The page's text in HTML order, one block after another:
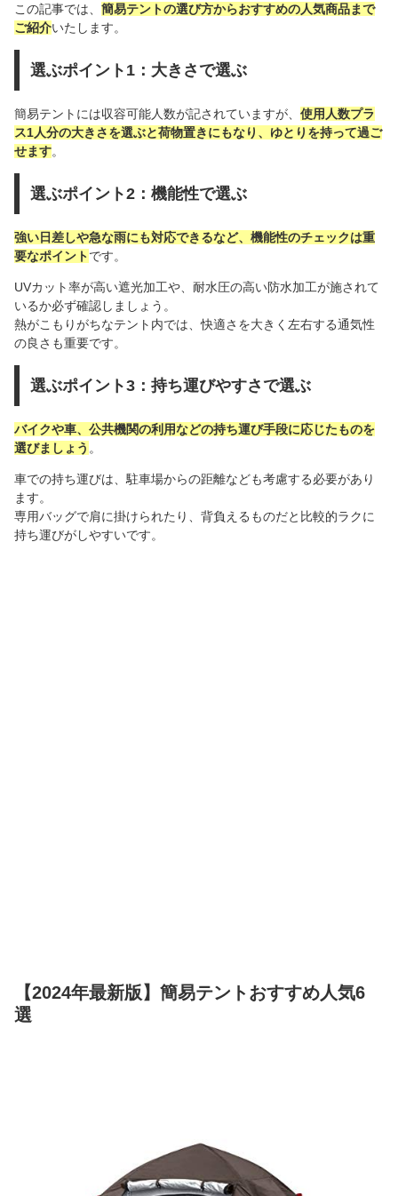
この記事では、 簡易テントの選び方からおすすめの人気商品まで
ご紹介いたします。
選ぶポイント1：大きさで選ぶ
簡易テントには収容可能人数が記されていますが、 使用人数プラ
ス1人分の大きさを選ぶと荷物置きにもなり、ゆとりを持って過ご
せます。
選ぶポイント2：機能性で選ぶ
強い日差しや急な雨にも対応できるなど、機能性のチェックは重
要なポイントです。
UVカット率が高い遮光加工や、耐水圧の高い防水加工が施されて
いるか必ず確認しましょう。
熱がこもりがちなテント内では、快適さを大きく左右する通気性
の良さも重要です。
選ぶポイント3：持ち運びやすさで選ぶ
バイクや車、公共機関の利用などの持ち運び手段に応じたものを
選びましょう 。
車での持ち運びは、駐車場からの距離なども考慮する必要があり
ます。
専用バッグで肩に掛けられたり、背負えるものだと比較的ラクに
持ち運びがしやすいです。
【2024年最新版】簡易テントおすすめ人気6
選